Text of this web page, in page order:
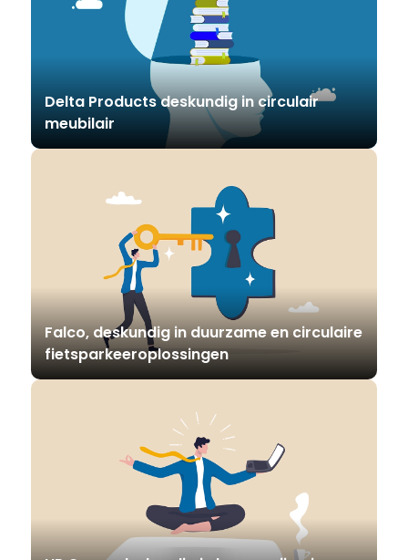
Delta Products deskundig in circulair
meubilair
Falco, deskundig in duurzame en circulaire
fietsparkeeroplossingen